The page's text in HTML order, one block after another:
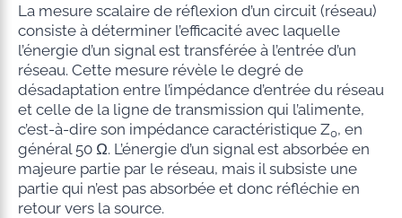
La mesure scalaire de réflexion d’un circuit (réseau)
consiste à déterminer l’efficacité avec laquelle
l’énergie d’un signal est transférée à l’entrée d’un
réseau. Cette mesure révèle le degré de
désadaptation entre l’impédance d’entrée du réseau
et celle de la ligne de transmission qui l’alimente,
c’est-à-dire son impédance caractéristique Z0, en
général 50 Ω. L’énergie d’un signal est absorbée en
majeure partie par le réseau, mais il subsiste une
partie qui n’est pas absorbée et donc réfléchie en
retour vers la source.